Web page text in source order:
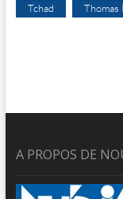
Tchad Thomas
A PROPOS DE